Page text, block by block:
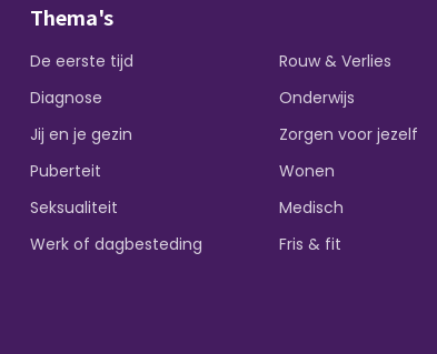
Thema's
De eerste tijd
Diagnose
Jij en je gezin
Puberteit
Seksualiteit
Werk of dagbesteding
Rouw & Verlies
Onderwijs
Zorgen voor jezelf
Wonen
Medisch
Fris & fit